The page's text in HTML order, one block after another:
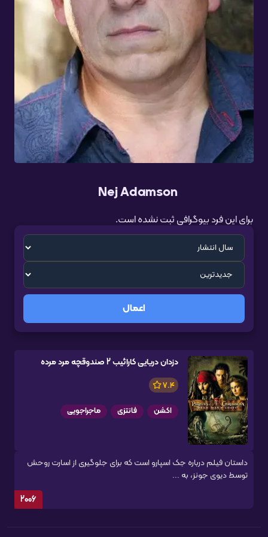
Nej Adamson
برای این فرد بیوگرافی ثبت نشده است.
اعمال
دزدان دریایی کارائیب 2 صندوقچه مرد مرده
7.4
اکشن فانتزی ماجراجویی
داستان فیلم درباره جک اسپارو است که برای جلوگیری از اسارت روحش
توسط دیوی جونز، به ...
2006